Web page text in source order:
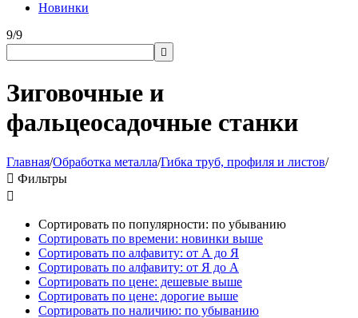
Новинки
9/9

Зиговочные и
фальцеосадочные станки
Главная/Обработка металла/Гибка труб, профиля и листов/
 Фильтры

Сортировать по популярности: по убыванию
Сортировать по времени: новинки выше
Сортировать по алфавиту: от А до Я
Сортировать по алфавиту: от Я до А
Сортировать по цене: дешевые выше
Сортировать по цене: дорогие выше
Сортировать по наличию: по убыванию